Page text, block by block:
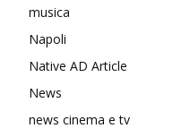
musica
Napoli
Native AD Article
News
news cinema e tv